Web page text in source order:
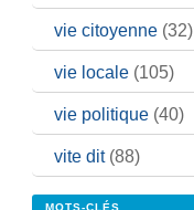
vie citoyenne (32)
vie locale (105)
vie politique (40)
vite dit(88)